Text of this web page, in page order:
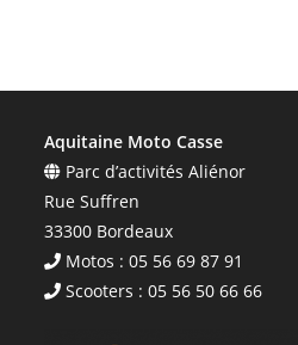
Aquitaine Moto Casse
Parc d’activités Aliénor
Rue Suffren
33300 Bordeaux
Motos : 05 56 69 87 91
Scooters : 05 56 50 66 66